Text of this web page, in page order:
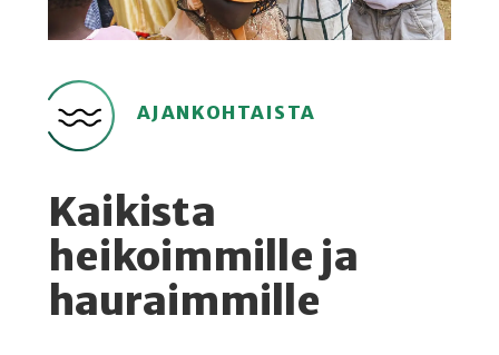
AJANKOHTAISTA
Kaikista
heikoimmille ja
hauraimmille